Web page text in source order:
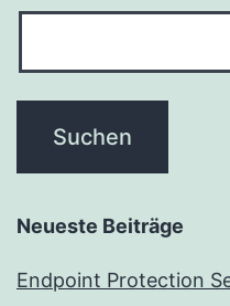
Neueste Beiträge
Endpoint Protection